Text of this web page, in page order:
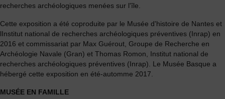
recherches archéologiques menées sur l'île.
Cette exposition a été coproduite par le Musée d'histoire de Nantes et
lInstitut national de recherches archéologiques préventives (Inrap) en
2016 et commissariat par Max Guérout, Groupe de Recherche en
Archéologie Navale (Gran) et Thomas Romon, Institut national de
recherches archéologiques préventives (Inrap). Le Musée Basque a
hébergé cette exposition en été-automme 2017.
MUSÉE EN FAMILLE